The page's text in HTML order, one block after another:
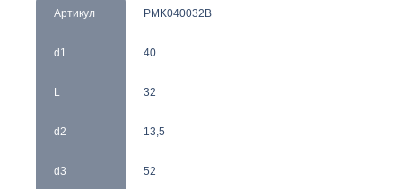
Артикул
d1
L
d2
d3
PMK040032B
40
32
13,5
52